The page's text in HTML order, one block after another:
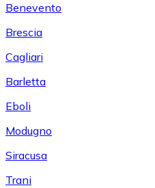
Benevento
Brescia
Cagliari
Barletta
Eboli
Modugno
Siracusa
Trani